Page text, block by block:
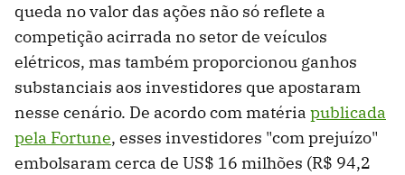
queda no valor das ações não só reflete a
competição acirrada no setor de veículos
elétricos, mas também proporcionou ganhos
substanciais aos investidores que apostaram
nesse cenário. De acordo com matéria publicada
pela Fortune, esses investidores "com prejuízo"
embolsaram cerca de US$ 16 milhões (R$ 94,2